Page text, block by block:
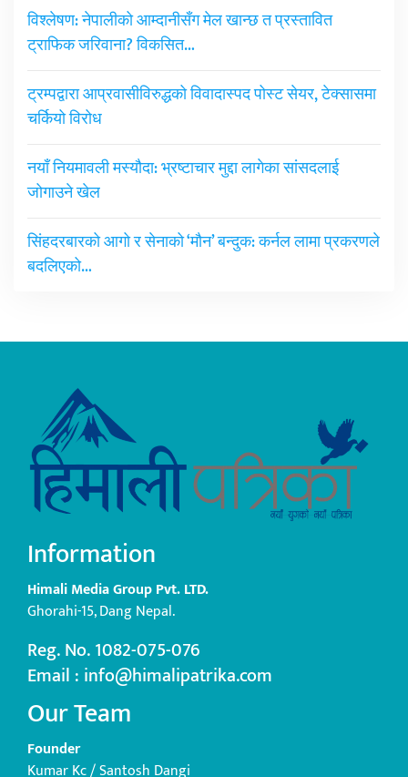
विश्लेषण: नेपालीको आम्दानीसँग मेल खान्छ त प्रस्तावित
ट्राफिक जरिवाना? विकसित…
ट्रम्पद्वारा आप्रवासीविरुद्धको विवादास्पद पोस्ट सेयर, टेक्सासमा
चर्कियो विरोध
नयाँ नियमावली मस्यौदा: भ्रष्टाचार मुद्दा लागेका सांसदलाई
जोगाउने खेल
सिंहदरबारको आगो र सेनाको ‘मौन’ बन्दुक: कर्नल लामा प्रकरणले
बदलिएको…
Information
Himali Media Group Pvt. LTD.
Ghorahi-15, Dang Nepal.
Reg. No. 1082-075-076
Email : info@himalipatrika.com
Our Team
Founder
Kumar Kc / Santosh Dangi